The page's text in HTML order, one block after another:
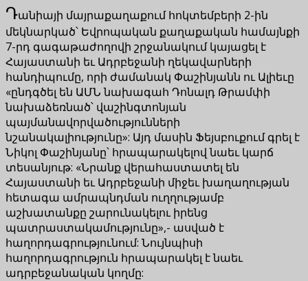
Դանիայի մայրաքաղաքում հոկտեմբերի 2-ին
մեկնարկած՝ Եվրոպական քաղաքական համայնքի
7-րդ գագաթաժողովի շրջանակում կայացել է
Հայաստանի եւ Ադրբեջանի ղեկավարների
հանդիպումը, որի ժամանակ Փաշինյանն ու Ալիեւը
«ընդգծել են ԱՄՆ նախագահ Դոնալդ Թրամփի
նախաձեռնած՝ վաշինգտոնյան
պայմանավորվածությունների
նշանակալիությունը»: Այդ մասին Ֆեյսբուքում գրել է
Նիկոլ Փաշինյանը՝ հրապարակելով նաեւ կարճ
տեսանյութ: «Նրանք վերահաստատել են
Հայաստանի եւ Ադրբեջանի միջեւ խաղաղության
հետագա ամրապնդման ուղղությամբ
աշխատանքը շարունակելու իրենց
պատրաստակամությունը»,- ասված է
հաղորդագրությունում: Նույնպիսի
հաղորդագրություն հրապարակել է նաեւ
ադրբեջանական կողմը: